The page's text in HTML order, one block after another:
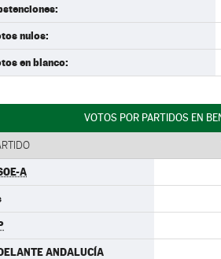
nulos:
en blanco:
VOTOS POR PARTIDOS EN
A
ANDALUCÍA